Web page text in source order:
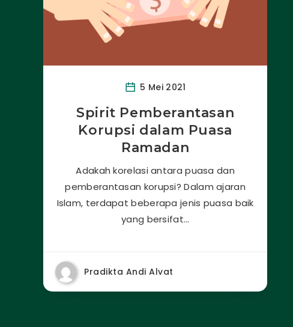
5 Mei 2021
Spirit Pemberantasan
Korupsi dalam Puasa
Ramadan
Adakah korelasi antara puasa dan
pemberantasan korupsi? Dalam ajaran
Islam, terdapat beberapa jenis puasa baik
yang bersifat…
Pradikta Andi Alvat